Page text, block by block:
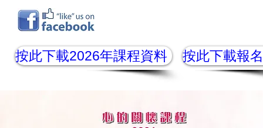
按此下載2026年課程資料 按此下載報